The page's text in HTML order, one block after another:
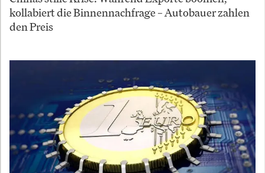
kollabiert die Binnennachfrage – Autobauer zahlen
den Preis